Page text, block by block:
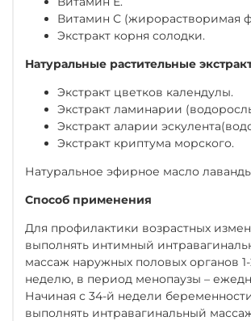
Витамин С (жирорастворимая
Экстракт корня солодки.
Натуральные растительные
Экстракт цветков календулы.
Экстракт ламинарии
Экстракт аларии
Экстракт криптума морского.
Натуральное эфирное масло
Способ применения
Для профилактики возрастных
выполнять интимный
массаж наружных половых органов 1-
неделю, в период менопаузы –
Начиная с 34-й недели
выполнять интравагинальный